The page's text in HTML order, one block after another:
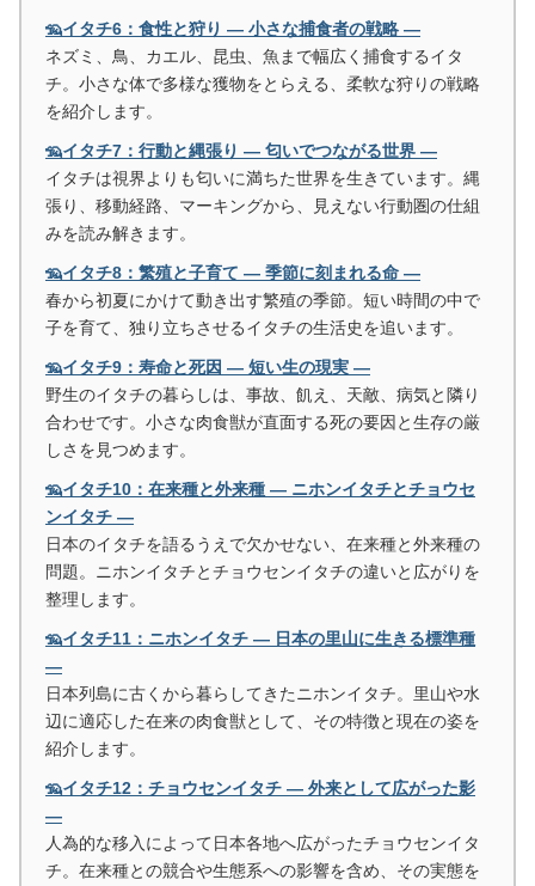
🦡イタチ6：食性と狩り ― 小さな捕食者の戦略 ―
ネズミ、鳥、カエル、昆虫、魚まで幅広く捕食するイタ
チ。小さな体で多様な獲物をとらえる、柔軟な狩りの戦略
を紹介します。
🦡イタチ7：行動と縄張り ― 匂いでつながる世界 ―
イタチは視界よりも匂いに満ちた世界を生きています。縄
張り、移動経路、マーキングから、見えない行動圏の仕組
みを読み解きます。
🦡イタチ8：繁殖と子育て ― 季節に刻まれる命 ―
春から初夏にかけて動き出す繁殖の季節。短い時間の中で
子を育て、独り立ちさせるイタチの生活史を追います。
🦡イタチ9：寿命と死因 ― 短い生の現実 ―
野生のイタチの暮らしは、事故、飢え、天敵、病気と隣り
合わせです。小さな肉食獣が直面する死の要因と生存の厳
しさを見つめます。
🦡イタチ10：在来種と外来種 ― ニホンイタチとチョウセ
ンイタチ ―
日本のイタチを語るうえで欠かせない、在来種と外来種の
問題。ニホンイタチとチョウセンイタチの違いと広がりを
整理します。
🦡イタチ11：ニホンイタチ ― 日本の里山に生きる標準種
―
日本列島に古くから暮らしてきたニホンイタチ。里山や水
辺に適応した在来の肉食獣として、その特徴と現在の姿を
紹介します。
🦡イタチ12：チョウセンイタチ ― 外来として広がった影
―
人為的な移入によって日本各地へ広がったチョウセンイタ
チ。在来種との競合や生態系への影響を含め、その実態を